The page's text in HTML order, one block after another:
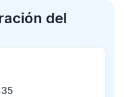
del